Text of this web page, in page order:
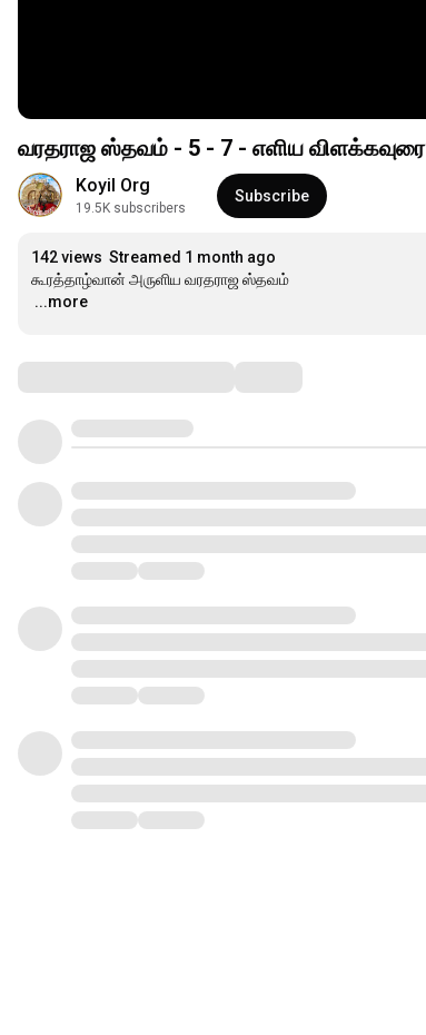
வரதராஜ ஸ்தவம் - 5 - 7 - எளிய விளக்கவுரை
Koyil Org
19.5K subscribers
Subscribe
142 views Streamed 1 month ago
…
...more